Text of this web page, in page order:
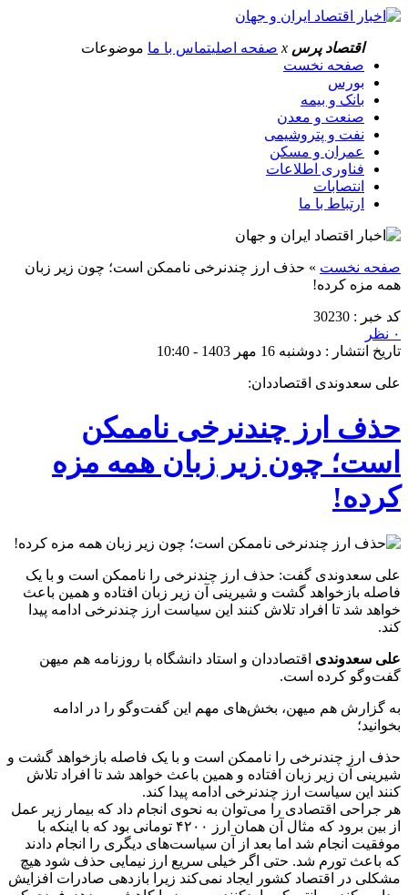
اقتصاد پرس x صفحه اصلیتماس با ما موضوعات
صفحه نخست
بورس
بانک و بیمه
صنعت و معدن
نفت و پتروشیمی
عمران و مسکن
فناوری اطلاعات
انتصابات
ارتباط با ما
صفحه نخست » حذف ارز چندنرخی ناممکن است؛ چون زیر زبان
همه مزه کرده!
کد خبر : 30230
۰ نظر
تاریخ انتشار : دوشنبه 16 مهر 1403 - 10:40
علی سعدوندی اقتصاددان:
حذف ارز چندنرخی ناممکن
است؛ چون زیر زبان همه مزه
کرده!
علی سعدوندی گفت: حذف ارز چندنرخی را ناممکن است و با یک
فاصله بازخواهد گشت و شیرینی آن زیر زبان افتاده و همین باعث
خواهد شد تا افراد تلاش کنند این سیاست ارز چندنرخی ادامه پیدا
کند.
علی سعدوندی اقتصاددان و استاد دانشگاه با روزنامه هم میهن
گفت‌وگو کرده است.
به گزارش هم میهن، بخش‌های مهم این گفت‌وگو را در ادامه
بخوانید؛
حذف ارز چندنرخی را ناممکن است و با یک فاصله بازخواهد گشت و
شیرینی آن زیر زبان افتاده و همین باعث خواهد شد تا افراد تلاش
کنند این سیاست ارز چندنرخی ادامه پیدا کند.
هر جراحی اقتصادی را می‌توان به نحوی انجام داد که بیمار زیر عمل
از بین برود که مثال آن همان ارز ۴۲۰۰ تومانی بود که با اینکه با
موفقیت انجام شد اما بعد از آن سیاست‌های دیگری را انجام دادند
که باعث تورم شد. حتی اگر خیلی سریع ارز نیمایی حذف شود هیچ
مشکلی در اقتصاد کشور ایجاد نمی‌کند زیرا بازدهی صادرات افزایش